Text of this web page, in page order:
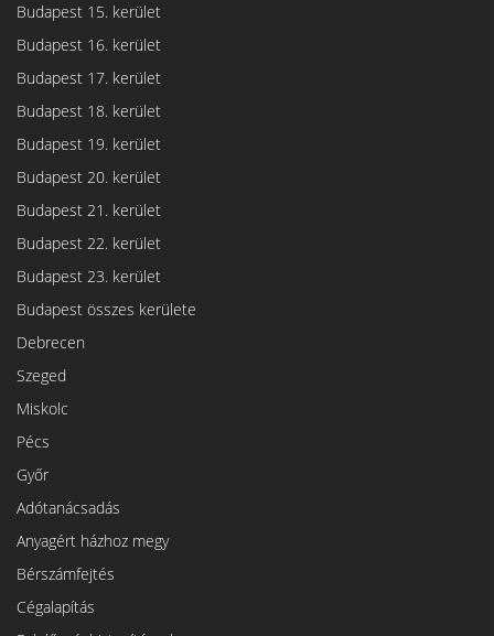
Budapest 15. kerület
Budapest 16. kerület
Budapest 17. kerület
Budapest 18. kerület
Budapest 19. kerület
Budapest 20. kerület
Budapest 21. kerület
Budapest 22. kerület
Budapest 23. kerület
Budapest összes kerülete
Debrecen
Szeged
Miskolc
Pécs
Győr
Adótanácsadás
Anyagért házhoz megy
Bérszámfejtés
Cégalapítás